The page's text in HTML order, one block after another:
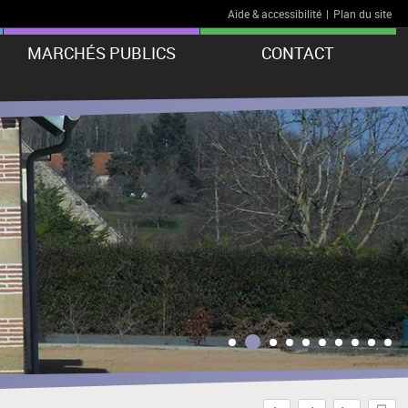
Aide & accessibilité | Plan du site
MARCHÉS PUBLICS CONTACT